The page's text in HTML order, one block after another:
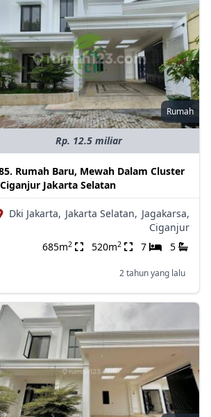
Rumah
Rp. 12.5 miliar
Rumah Baru, Mewah Dalam Cluster
Jakarta Selatan
Dki Jakarta, Jakarta Selatan, Jagakarsa,
Ciganjur
685m2 520m2 7 5
2 tahun yang lalu